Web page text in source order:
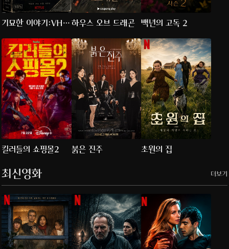
기묘한 이야기:VHS
특별판
하우스 오브 드래곤 백년의 고독 2
킬러들의 쇼핑몰2 붉은 진주 초원의 집
최신영화 더보기